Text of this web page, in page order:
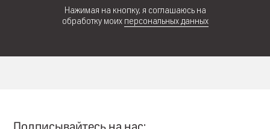
Нажимая на кнопку, я соглашаюсь на
обработку моих персональных данных